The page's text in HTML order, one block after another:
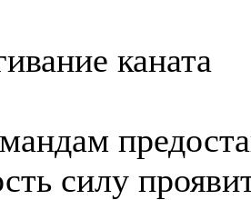
каната
силу